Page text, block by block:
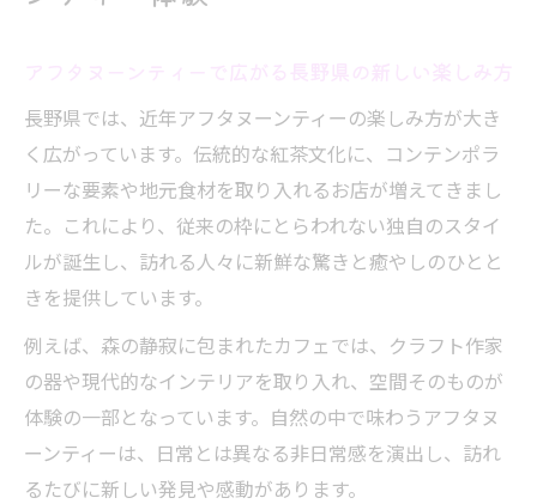
予約や営業時間で選ぶアフタヌーンティー
ティー探訪
アフタヌーンティーと現代空間の美しい融
合とは
長野県で体験するコンテンポラリーな紅茶
文化
ィーの魅力
SNS映えするアフタヌーンティースポット
紹介
アフタヌーンティーに欠かせない紅茶の選
長野県では、近年アフタヌーンティーの楽しみ方が大き
く広がっています。伝統的な紅茶文化に、コンテンポラ
リーな要素や地元食材を取り入れるお店が増えてきまし
た。これにより、従来の枠にとらわれない独自のスタイ
ルが誕生し、訪れる人々に新鮮な驚きと癒やしのひとと
きを提供しています。
例えば、森の静寂に包まれたカフェでは、クラフト作家
の器や現代的なインテリアを取り入れ、空間そのものが
体験の一部となっています。自然の中で味わうアフタヌ
ーンティーは、日常とは異なる非日常感を演出し、訪れ
るたびに新しい発見や感動があります。